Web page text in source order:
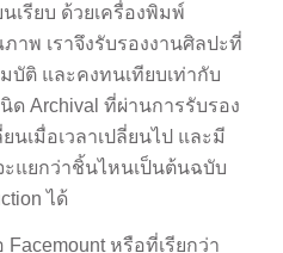
เรียบ ด้วยเครื่องพิมพ์
พ เราจึงรับรองงานศิลปะที่
บัติ และคงทนเทียบเท่ากับ
Archival ที่ผ่านการรับรอง
เมื่อเวลาเปลี่ยนไป และมี
แยกว่าชิ้นไหนเป็นต้นฉบับ
ได้
หรือที่เรียกว่า